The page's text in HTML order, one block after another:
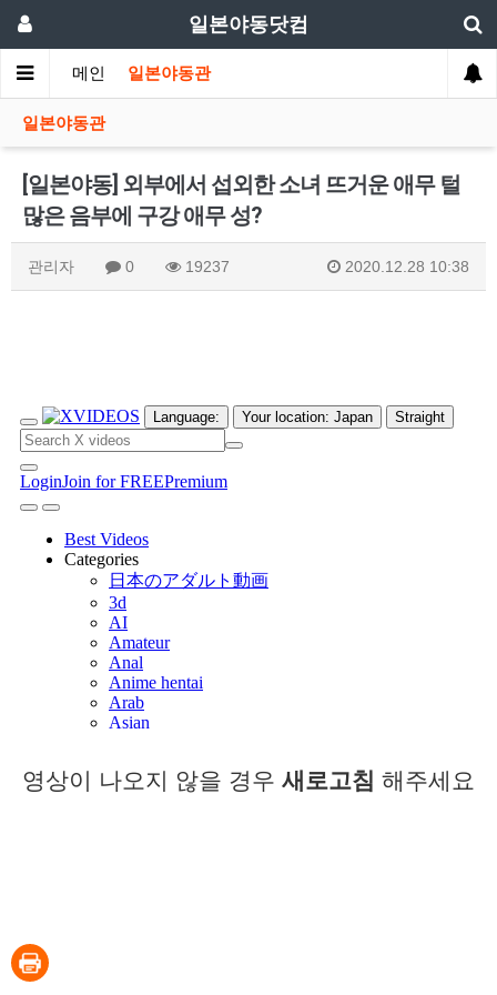
일본야동닷컴
메인 일본야동관
일본야동관
[일본야동] 외부에서 섭외한 소녀 뜨거운 애무 털
많은 음부에 구강 애무 성?
관리자 0 19237 2020.12.28 10:38
영상이 나오지 않을 경우 새로고침 해주세요